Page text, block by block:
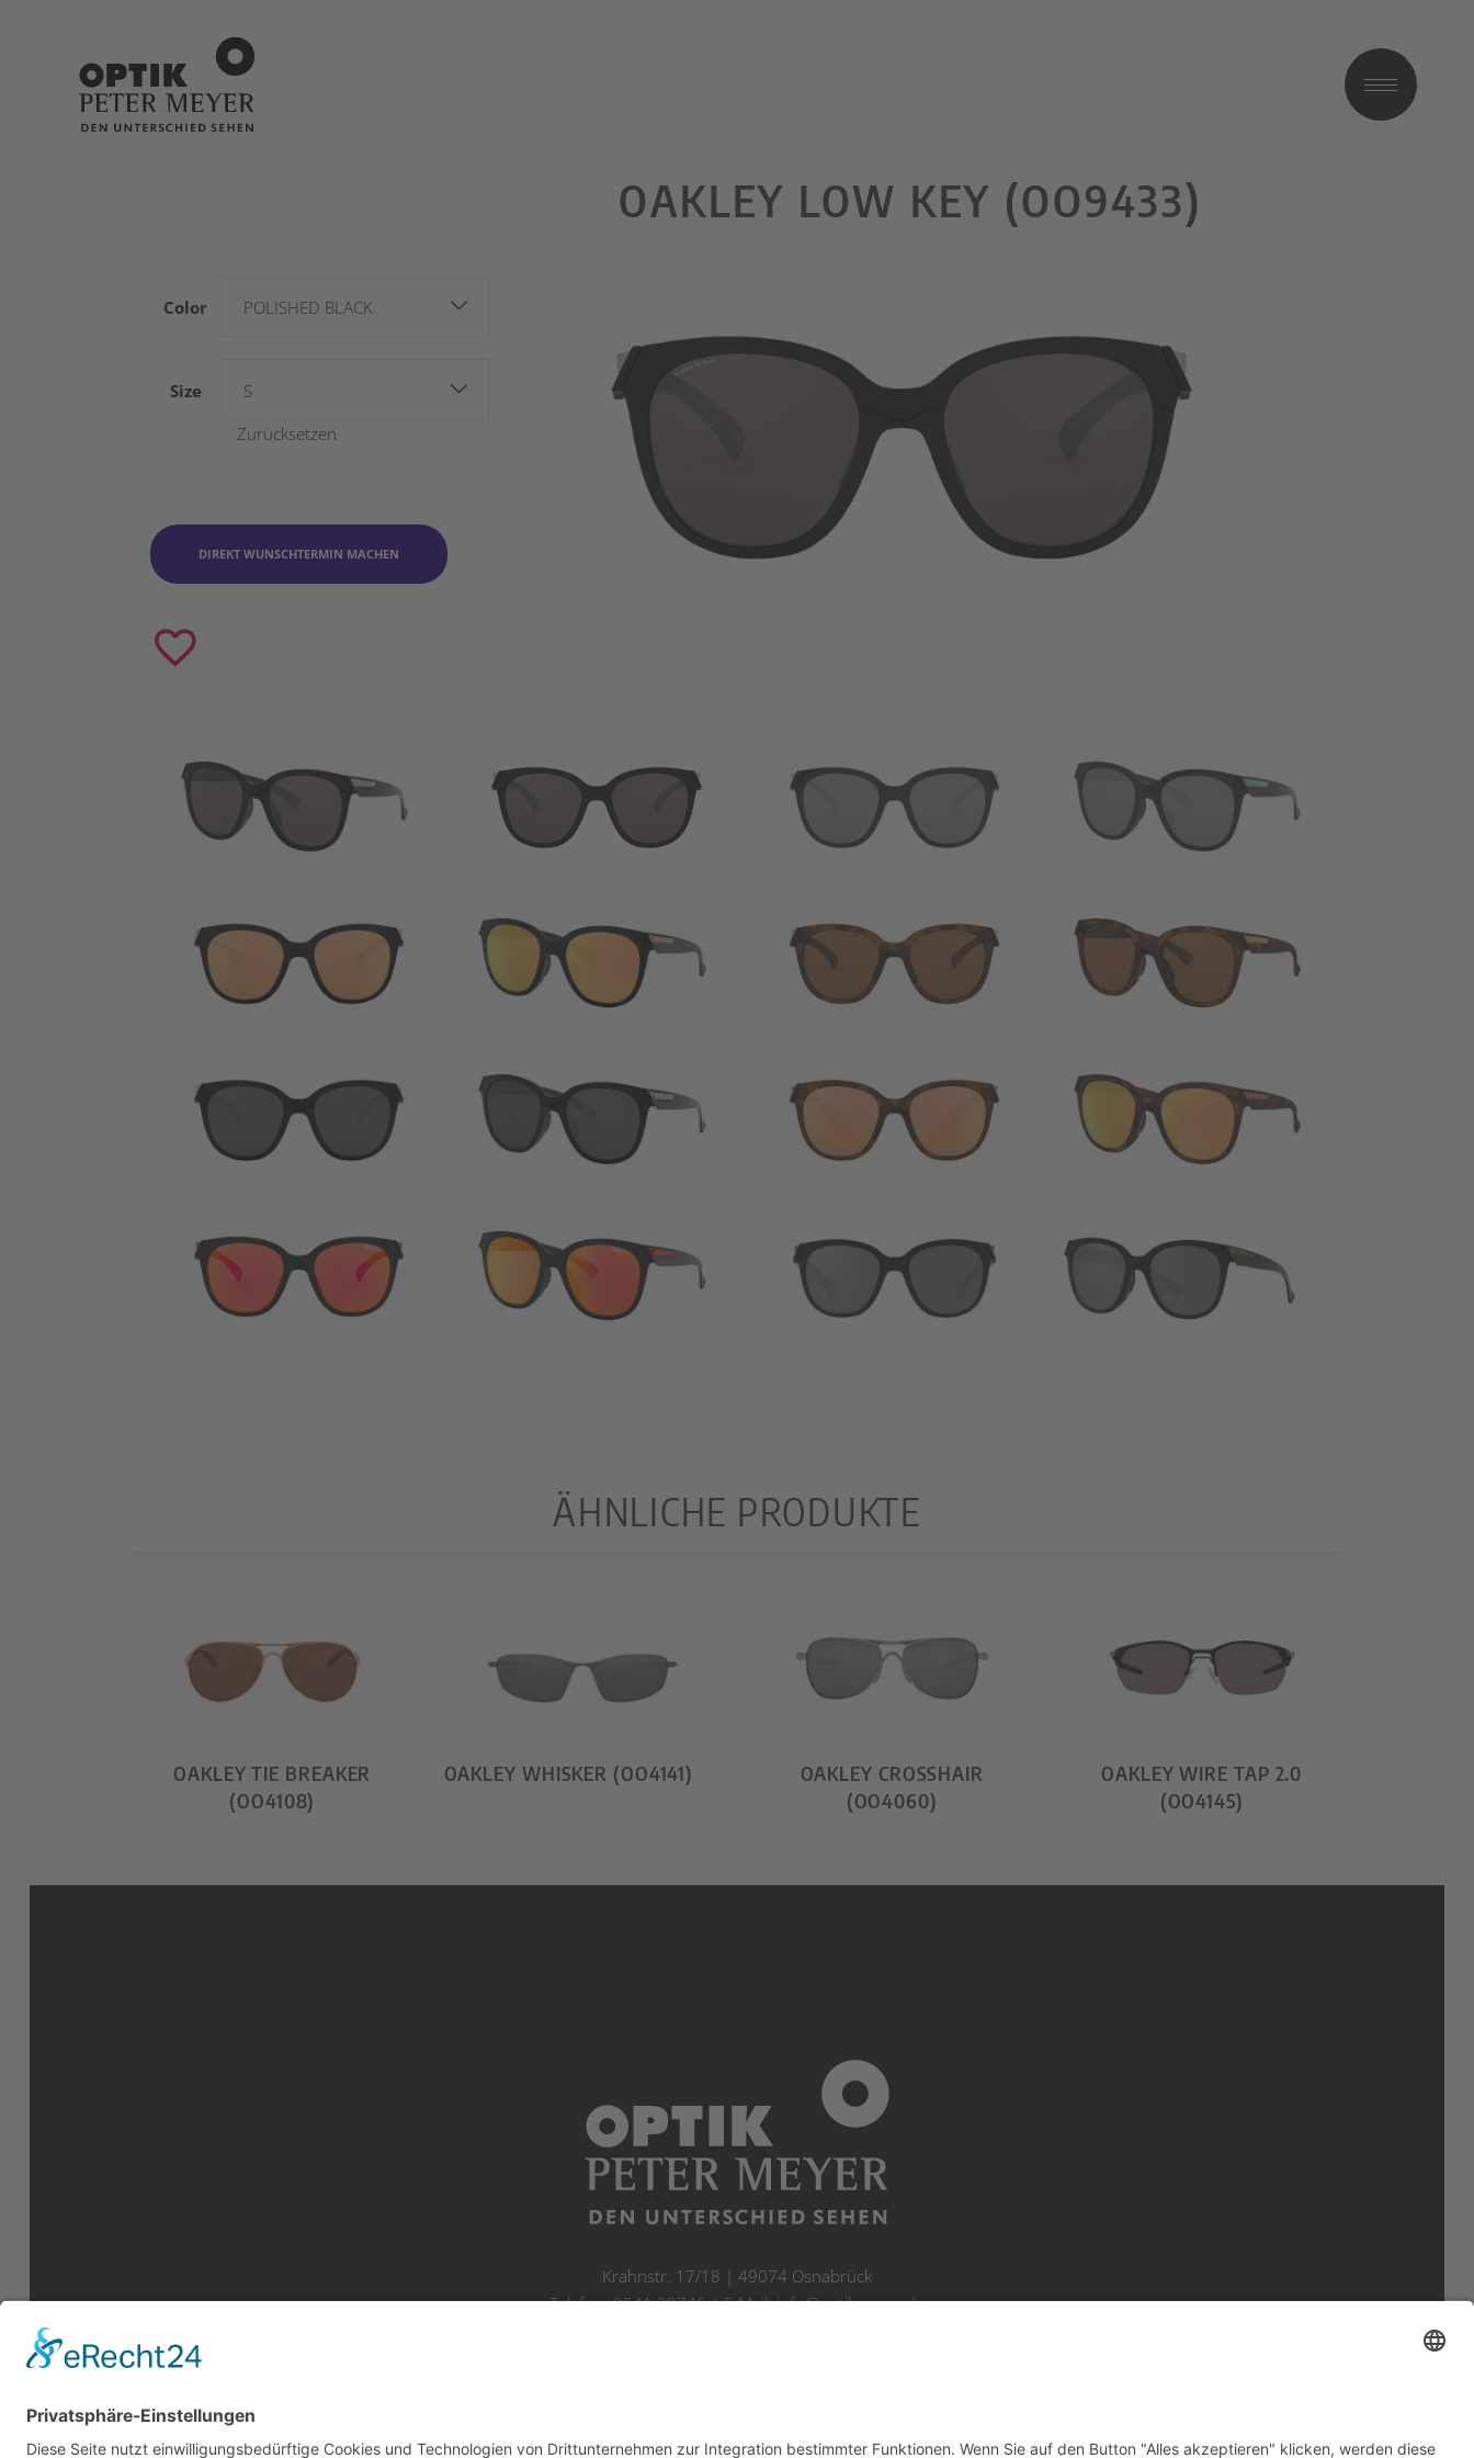
OAKLEY LOW KEY (OO9433)
Color POLISHED BLACK
Size
S
Zurücksetzen
DIREKT WUNSCHTERMIN MACHEN
ÄHNLICHE PRODUKTE
OAKLEY TIE BREAKER
(OO4108)
OAKLEY WHISKER (OO4141)
OAKLEY CROSSHAIR
(OO4060)
OAKLEY WIRE TAP 2.0
(OO4145)
Krahnstr. 17/18 | 49074 Osnabrück
Telefon: 0541 29746 | E-Mail:info@optikmeyer.de